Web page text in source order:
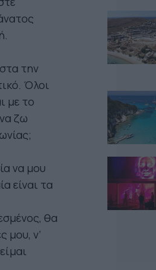
την
Όλοι
με το
ζω
να μου
είναι τα
θα
μου, ν’